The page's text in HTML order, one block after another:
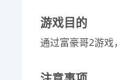
游戏目的
通过富豪哥2游戏